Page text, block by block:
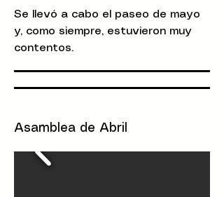
Se llevó a cabo el paseo de mayo
y, como siempre, estuvieron muy
contentos.
Asamblea de Abril